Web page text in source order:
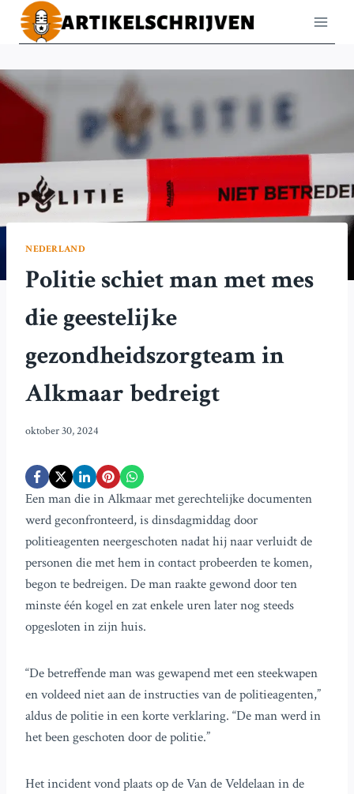
Doorgaan
naar
NEDERLAND
Politie schiet man met mes
die geestelijke
gezondheidszorgteam in
Alkmaar bedreigt
oktober 30, 2024
Een man die in Alkmaar met gerechtelijke documenten
werd geconfronteerd, is dinsdagmiddag door
politieagenten neergeschoten nadat hij naar verluidt de
personen die met hem in contact probeerden te komen,
begon te bedreigen. De man raakte gewond door ten
minste één kogel en zat enkele uren later nog steeds
opgesloten in zijn huis.
“De betreffende man was gewapend met een steekwapen
en voldeed niet aan de instructies van de politieagenten,”
aldus de politie in een korte verklaring. “De man werd in
het been geschoten door de politie.”
Het incident vond plaats op de Van de Veldelaan in de